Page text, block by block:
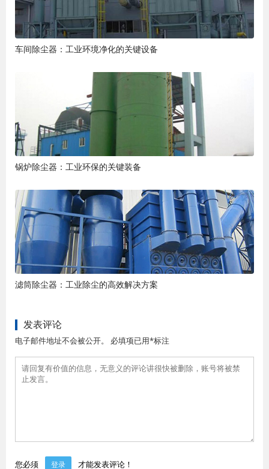
车间除尘器：工业环境净化的关键设备
锅炉除尘器：工业环保的关键装备
滤筒除尘器：工业除尘的高效解决方案
发表评论
电子邮件地址不会被公开。 必填项已用*标注
您必须 登录 才能发表评论！